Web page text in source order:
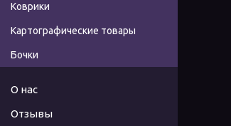
Коврики
Картографические товары
Бочки
О нас
Отзывы